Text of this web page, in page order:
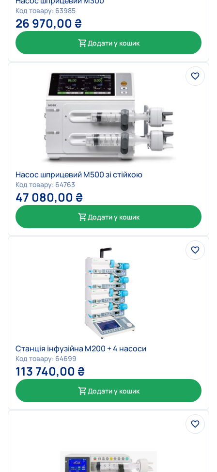
Код товару: 63985
26 970,00 ₴
Додати у кошик
Насос шприцевий М500 зі стійкою
Код товару: 64763
47 080,00 ₴
Додати у кошик
Станція інфузійна M200 + 4 насоси
Код товару: 64699
113 740,00 ₴
Додати у кошик